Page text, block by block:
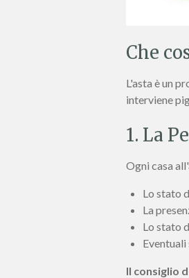
Che
L'asta è un
interviene
1. La
Ogni casa
Lo stato
La
Lo stato
Il consiglio